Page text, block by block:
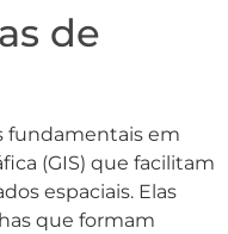
de
fundamentais em
(GIS) que facilitam
espaciais. Elas
que formam